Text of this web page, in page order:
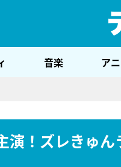
音楽 ア
演！ズレきゅ